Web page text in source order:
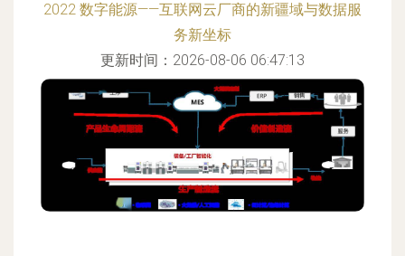
2022 数字能源——互联网云厂商的新疆域与数据服
务新坐标
更新时间：2026-08-06 06:47:13